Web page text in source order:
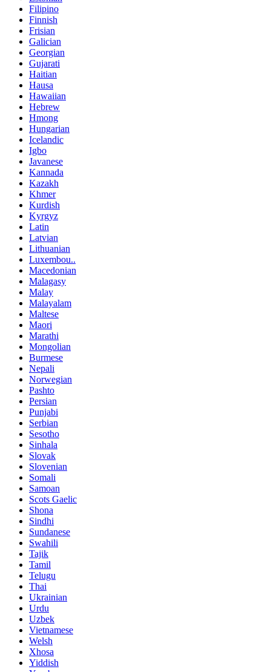
Filipino
Finnish
Frisian
Galician
Georgian
Gujarati
Haitian
Hausa
Hawaiian
Hebrew
Hmong
Hungarian
Icelandic
Igbo
Javanese
Kannada
Kazakh
Khmer
Kurdish
Kyrgyz
Latin
Latvian
Lithuanian
Luxembou..
Macedonian
Malagasy
Malay
Malayalam
Maltese
Maori
Marathi
Mongolian
Burmese
Nepali
Norwegian
Pashto
Persian
Punjabi
Serbian
Sesotho
Sinhala
Slovak
Slovenian
Somali
Samoan
Scots Gaelic
Shona
Sindhi
Sundanese
Swahili
Tajik
Tamil
Telugu
Thai
Ukrainian
Urdu
Uzbek
Vietnamese
Welsh
Xhosa
Yiddish